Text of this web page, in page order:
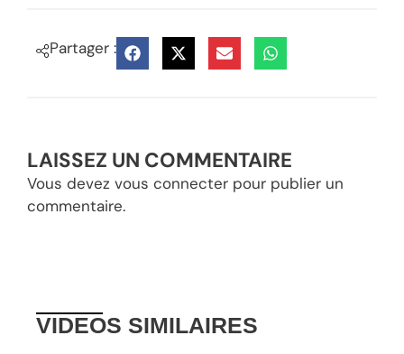
Partager :
LAISSEZ UN COMMENTAIRE
Vous devez vous connecter pour publier un
commentaire.
VIDEOS SIMILAIRES